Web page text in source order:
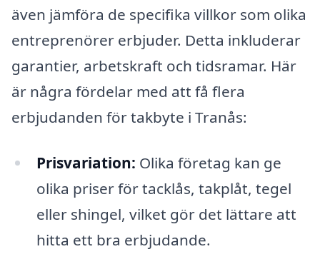
även jämföra de specifika villkor som olika
entreprenörer erbjuder. Detta inkluderar
garantier, arbetskraft och tidsramar. Här
är några fördelar med att få flera
erbjudanden för takbyte i Tranås:
Prisvariation: Olika företag kan ge
olika priser för tacklås, takplåt, tegel
eller shingel, vilket gör det lättare att
hitta ett bra erbjudande.